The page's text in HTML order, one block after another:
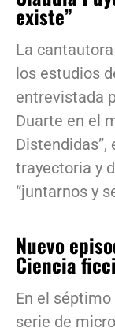
existe”
La
los estudios
entrevistada
Duarte en el
Distendidas”,
trayectoria y
“juntarnos y
Nuevo
Ciencia
En el
serie de